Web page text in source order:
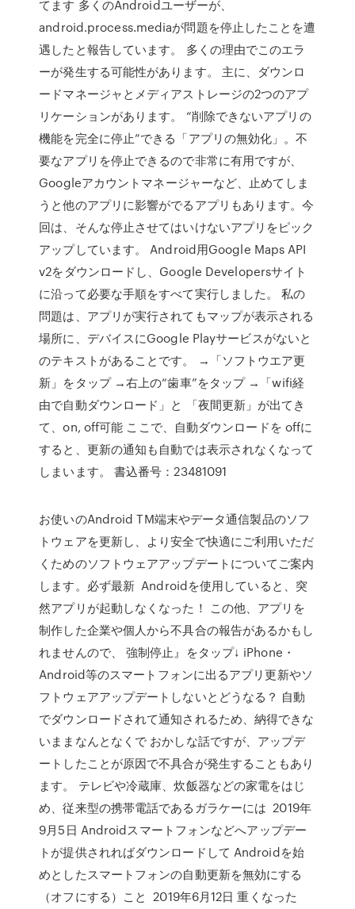
てます 多くのAndroidユーザーが、
android.process.mediaが問題を停止したことを遭
遇したと報告しています。 多くの理由でこのエラ
ーが発生する可能性があります。 主に、ダウンロ
ードマネージャとメディアストレージの2つのアプ
リケーションがあります。 “削除できないアプリの
機能を完全に停止”できる「アプリの無効化」。不
要なアプリを停止できるので非常に有用ですが、
Googleアカウントマネージャーなど、止めてしま
うと他のアプリに影響がでるアプリもあります。今
回は、そんな停止させてはいけないアプリをピック
アップしています。 Android用Google Maps API
v2をダウンロードし、Google Developersサイト
に沿って必要な手順をすべて実行しました。 私の
問題は、アプリが実行されてもマップが表示される
場所に、デバイスにGoogle Playサービスがないと
のテキストがあることです。 →「ソフトウエア更
新」をタップ →右上の“歯車”をタップ →「wifi経
由で自動ダウンロード」と 「夜間更新」が出てき
て、on, off可能 ここで、自動ダウンロードを offに
すると、更新の通知も自動では表示されなくなって
しまいます。 書込番号：23481091
お使いのAndroid TM端末やデータ通信製品のソフ
トウェアを更新し、より安全で快適にご利用いただ
くためのソフトウェアアップデートについてご案内
します。必ず最新 Androidを使用していると、突
然アプリが起動しなくなった！ この他、アプリを
制作した企業や個人から不具合の報告があるかもし
れませんので、 強制停止』をタップ↓ iPhone・
Android等のスマートフォンに出るアプリ更新やソ
フトウェアアップデートしないとどうなる？ 自動
でダウンロードされて通知されるため、納得できな
いままなんとなくで おかしな話ですが、アップデ
ートしたことが原因で不具合が発生することもあり
ます。 テレビや冷蔵庫、炊飯器などの家電をはじ
め、従来型の携帯電話であるガラケーには 2019年
9月5日 Androidスマートフォンなどへアップデー
トが提供されればダウンロードして Androidを始
めとしたスマートフォンの自動更新を無効にする
（オフにする）こと 2019年6月12日 重くなった